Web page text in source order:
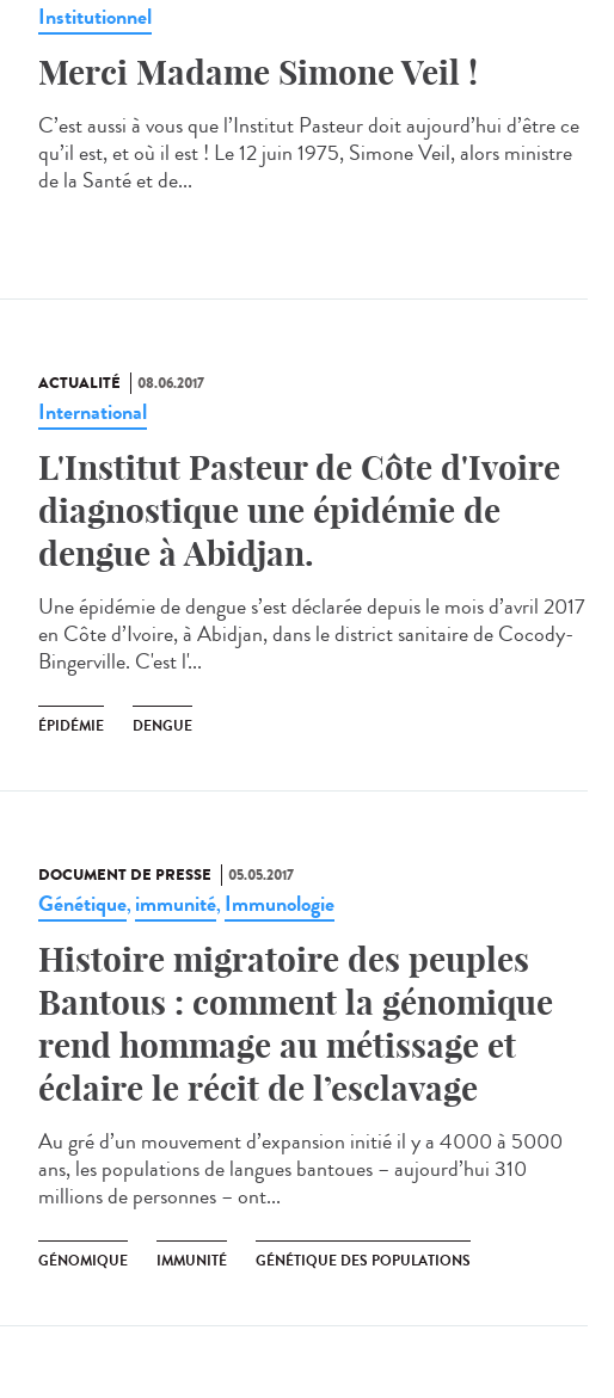
Institutionnel
Merci Madame Simone Veil !
C’est aussi à vous que l’Institut Pasteur doit aujourd’hui d’être ce
qu’il est, et où il est ! Le 12 juin 1975, Simone Veil, alors ministre
de la Santé et de...
ACTUALITÉ 08.06.2017
International
L'Institut Pasteur de Côte d'Ivoire
diagnostique une épidémie de
dengue à Abidjan.
Une épidémie de dengue s’est déclarée depuis le mois d’avril 2017
en Côte d’Ivoire, à Abidjan, dans le district sanitaire de Cocody-
Bingerville. C'est l'...
ÉPIDÉMIE DENGUE
DOCUMENT DE PRESSE 05.05.2017
Génétique, immunité, Immunologie
Histoire migratoire des peuples
Bantous : comment la génomique
rend hommage au métissage et
éclaire le récit de l’esclavage
Au gré d’un mouvement d’expansion initié il y a 4000 à 5000
ans, les populations de langues bantoues – aujourd’hui 310
millions de personnes – ont...
GÉNOMIQUE IMMUNITÉ GÉNÉTIQUE DES POPULATIONS